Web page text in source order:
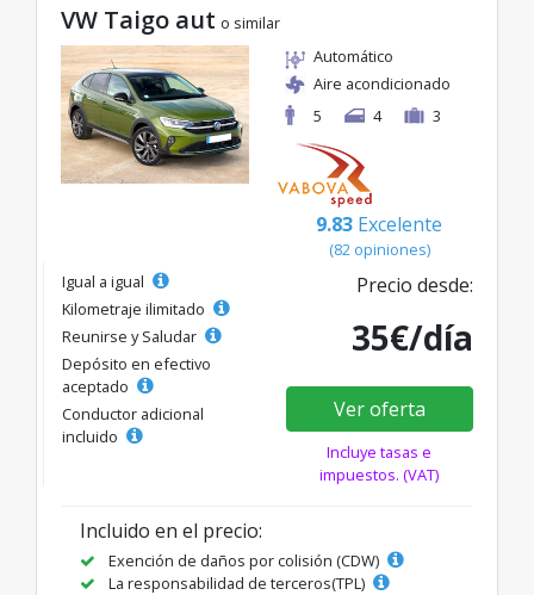
VW Taigo aut o similar
Automático
Aire acondicionado
5
4 3
9.83 Excelente
(82 opiniones)
Igual a igual
Kilometraje ilimitado
Reunirse y Saludar
Depósito en efectivo
aceptado
Conductor adicional
incluido
Precio desde:
35€/día
Ver oferta
Incluye tasas e
impuestos. (VAT)
Incluido en el precio:
Exención de daños por colisión (CDW)
La responsabilidad de terceros(TPL)